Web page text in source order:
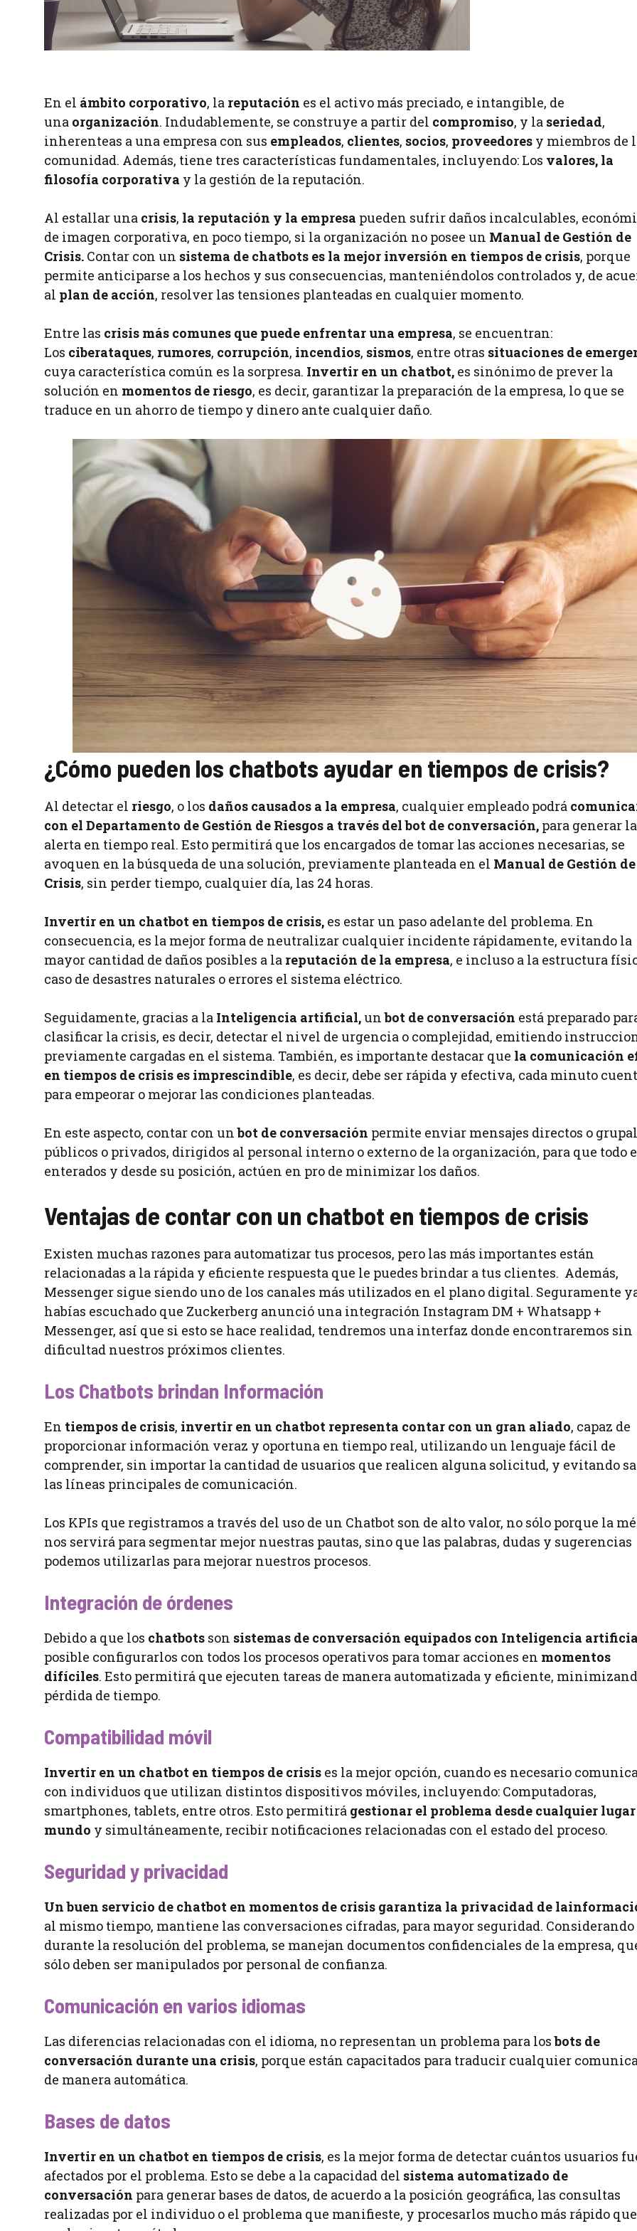
En el ámbito corporativo, la reputación es el activo más preciado, e intangible, de
una organización. Indudablemente, se construye a partir del compromiso, y la seriedad,
inherenteas a una empresa con sus empleados, clientes, socios, proveedores y miembros de
comunidad. Además, tiene tres características fundamentales, incluyendo: Los valores, la
filosofía corporativa y la gestión de la reputación.
Al estallar una crisis, la reputación y la empresa pueden sufrir daños incalculables,
de imagen corporativa, en poco tiempo, si la organización no posee un Manual de Gestión de
Crisis. Contar con un sistema de chatbots es la mejor inversión en tiempos de crisis, porque
permite anticiparse a los hechos y sus consecuencias, manteniéndolos controlados y, de
al plan de acción, resolver las tensiones planteadas en cualquier momento.
Entre las crisis más comunes que puede enfrentar una empresa, se encuentran:
Los ciberataques, rumores, corrupción, incendios, sismos, entre otras situaciones de
cuya característica común es la sorpresa. Invertir en un chatbot, es sinónimo de prever la
solución en momentos de riesgo, es decir, garantizar la preparación de la empresa, lo que se
traduce en un ahorro de tiempo y dinero ante cualquier daño.
¿Cómo pueden los chatbots ayudar en tiempos de crisis?
Al detectar el riesgo, o los daños causados a la empresa, cualquier empleado podrá
con el Departamento de Gestión de Riesgos a través del bot de conversación, para generar la
alerta en tiempo real. Esto permitirá que los encargados de tomar las acciones necesarias, se
avoquen en la búsqueda de una solución, previamente planteada en el Manual de Gestión de
Crisis, sin perder tiempo, cualquier día, las 24 horas.
Invertir en un chatbot en tiempos de crisis, es estar un paso adelante del problema. En
consecuencia, es la mejor forma de neutralizar cualquier incidente rápidamente, evitando la
mayor cantidad de daños posibles a la reputación de la empresa, e incluso a la estructura
caso de desastres naturales o errores el sistema eléctrico.
Seguidamente, gracias a la Inteligencia artificial, unbot de conversación está preparado
clasificar la crisis, es decir, detectar el nivel de urgencia o complejidad, emitiendo
previamente cargadas en el sistema. También, es importante destacar que la comunicación
en tiempos de crisis es imprescindible, es decir, debe ser rápida y efectiva, cada minuto
para empeorar o mejorar las condiciones planteadas.
En este aspecto, contar con unbot de conversación permite enviar mensajes directos o
públicos o privados, dirigidos al personal interno o externo de la organización, para que todo
enterados y desde su posición, actúen en pro de minimizar los daños.
Ventajas de contar con un chatbot en tiempos de crisis
Existen muchas razones para automatizar tus procesos, pero las más importantes están
relacionadas a la rápida y eficiente respuesta que le puedes brindar a tus clientes. Además,
Messenger sigue siendo uno de los canales más utilizados en el plano digital. Seguramente
habías escuchado que Zuckerberg anunció una integración Instagram DM + Whatsapp +
Messenger, así que si esto se hace realidad, tendremos una interfaz donde encontraremos sin
dificultad nuestros próximos clientes.
Los Chatbots brindan Información
En tiempos de crisis, invertir en un chatbot representa contar con un gran aliado, capaz de
proporcionar información veraz y oportuna en tiempo real, utilizando un lenguaje fácil de
comprender, sin importar la cantidad de usuarios que realicen alguna solicitud, y evitando
las líneas principales de comunicación.
Los KPIs que registramos a través del uso de un Chatbot son de alto valor, no sólo porque la
nos servirá para segmentar mejor nuestras pautas, sino que las palabras, dudas y sugerencias
podemos utilizarlas para mejorar nuestros procesos.
Integración de órdenes
Debido a que los chatbots son sistemas de conversación equipados con Inteligencia
posible configurarlos con todos los procesos operativos para tomar acciones en momentos
difíciles. Esto permitirá que ejecuten tareas de manera automatizada y eficiente,
pérdida de tiempo.
Compatibilidad móvil
Invertir en un chatbot en tiempos de crisis es la mejor opción, cuando es necesario
con individuos que utilizan distintos dispositivos móviles, incluyendo: Computadoras,
smartphones, tablets, entre otros. Esto permitirá gestionar el problema desde cualquier
mundo y simultáneamente, recibir notificaciones relacionadas con el estado del proceso.
Seguridad y privacidad
Un buen servicio de chatbot en momentos de crisis garantiza la privacidad de la
al mismo tiempo, mantiene las conversaciones cifradas, para mayor seguridad. Considerando
durante la resolución del problema, se manejan documentos confidenciales de la empresa,
sólo deben ser manipulados por personal de confianza.
Comunicación en varios idiomas
Las diferencias relacionadas con el idioma, no representan un problema para losbots de
conversación durante una crisis, porque están capacitados para traducir cualquier
de manera automática.
Bases de datos
Invertir en un chatbot en tiempos de crisis, es la mejor forma de detectar cuántos usuarios
afectados por el problema. Esto se debe a la capacidad del sistema automatizado de
conversación para generar bases de datos, de acuerdo a la posición geográfica, las consultas
realizadas por el individuo o el problema que manifieste, y procesarlos mucho más rápido que